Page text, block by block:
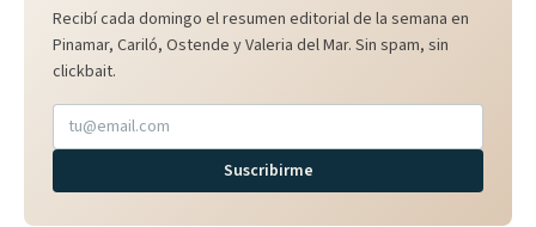
Recibí cada domingo el resumen editorial de la semana en
Pinamar, Cariló, Ostende y Valeria del Mar. Sin spam, sin
clickbait.
Suscribirme